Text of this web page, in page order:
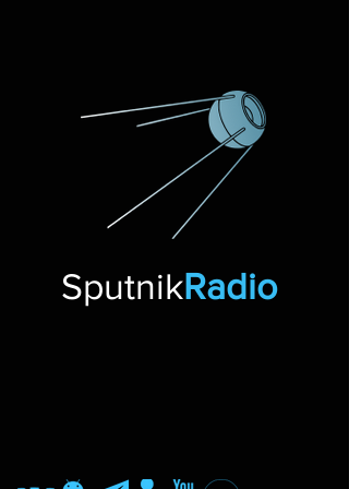
SputnikRadio